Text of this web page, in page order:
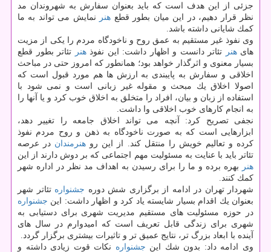
جزئی از این هدف است كه باید بعنوان سفارش به شهروندان مد
نظر قرار دهیم، در این میان بطور قطع هنر
نمایش می تواند به ما
كمك شایانی داشته باشد.
وی نفوذ غیر مستقیم به عمق روح و ناخودگاه مردم را یكی از مزیت
هایهنر تئاتر دانست و اظهار داشت: این نفوذهنر
تئاتر بطور قطع
بسیار معنوی و اثرگذار خواهد بود؛ همانطور كه امروز حتی در مباحث
اخلاقی و سفارش به پایبندی به ارزش ها هم مورد قبول است كه
اصولا اخلاق یك مبحث و مقوله غیر زبانی است و نمی شود با
استفاده از زبان و بیان، افراد را متخلق به اخلاق خوب كرد و یا آنها را
به انجام كارهای خوب اخلاقی وا داشت.
نجفی تصریح كرد: آنچه می تواند اخلاق جامعه را تغییر دهد،
ابزارهایی است كه به صورت ناخودگاه به ذهن و روح مردم نفوذ
كرده و تعالیم خویش را منتقل كند. از این رو هنرمندان در عرصه
تئاتر باید با عنایت به مسئولیت مهم اجتماعی كه بر دوش دارند از این
هنر
بهره برده و ما را برای رسیدن به اهداف مد نظر در اداره شهر
كمك كنند.
شهردار تهران در ادامه از برگزاری شش دوره جشنواره تئاتر شهر
بعنوان یك اقدام بسیار شایسته یاد كرد و اظهار داشت: این جشنواره
در حوزه مسئولیت های مستقیم مدیریت شهری برای دستیابی به
شهری برای زندگی قابل تعریف است كه امیدوارم در سال های
آینده با ابعاد بزرگ تر، نتایج عمیق تر و تاثیرات بیشتری برگزار گردد.
وی ادامه داد: بدون شك این جشنواره نكات قوت زیادی داشته و